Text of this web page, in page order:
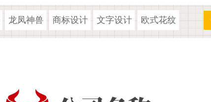
龙凤神兽 商标设计 文字设计 欧式花纹